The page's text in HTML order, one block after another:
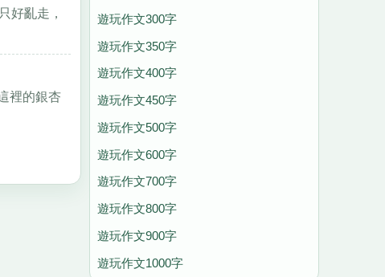
好亂走，
裡的銀杏
遊玩作文300字
遊玩作文350字
遊玩作文400字
遊玩作文450字
遊玩作文500字
遊玩作文600字
遊玩作文700字
遊玩作文800字
遊玩作文900字
遊玩作文1000字